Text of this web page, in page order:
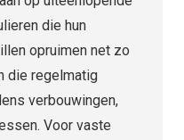
die hun
opruimen net zo
die regelmatig
verbouwingen,
Voor vaste